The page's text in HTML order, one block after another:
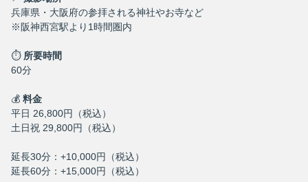
兵庫県・大阪府の参拝される神社やお寺など
※阪神西宮駅より1時間圏内
⏱ 所要時間
60分
💰 料金
平日 26,800円（税込）
土日祝 29,800円（税込）
延長30分：+10,000円（税込）
延長60分：+15,000円（税込）